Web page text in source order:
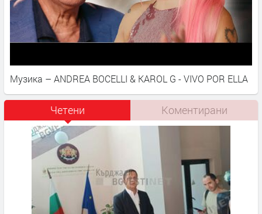
Музика – ANDREA BOCELLI & KAROL G - VIVO POR ELLA
Четени Коментирани